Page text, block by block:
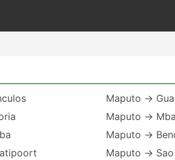
Maputo →
Maputo →
Maputo →
Maputo → Sao